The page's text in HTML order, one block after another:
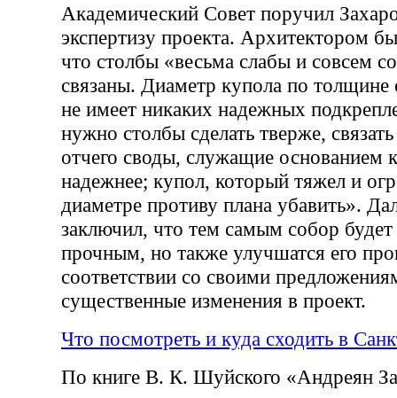
Академический Совет поручил
экспертизу проекта. Архитектором
что столбы «весьма слабы и совсем
связаны. Диаметр купола по толщине
не имеет никаких надежных
нужно столбы сделать тверже,
отчего своды, служащие основанием
надежнее; купол, который тяжел и
диаметре противу плана убавить».
заключил, что тем самым собор будет
прочным, но также улучшатся его
соответствии со своими
существенные изменения в проект.
Что посмотреть и куда сходить в
По книге В. К. Шуйского «Андреян